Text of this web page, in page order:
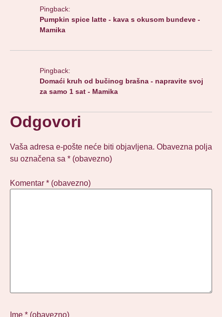
Pingback:
Pumpkin spice latte - kava s okusom bundeve -
Mamika
Pingback:
Domaći kruh od bučinog brašna - napravite svoj
za samo 1 sat - Mamika
Odgovori
Vaša adresa e-pošte neće biti objavljena. Obavezna polja
su označena sa * (obavezno)
Komentar * (obavezno)
Ime * (obavezno)